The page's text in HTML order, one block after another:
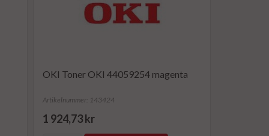
OKI Toner OKI 44059254 magenta
Artikelnummer: 143424
1 924,73 kr